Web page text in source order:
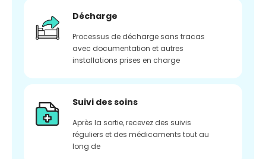
Décharge
Processus de décharge sans tracas
avec documentation et autres
installations prises en charge
Suivi des soins
Après la sortie, recevez des suivis
réguliers et des médicaments tout au
long de